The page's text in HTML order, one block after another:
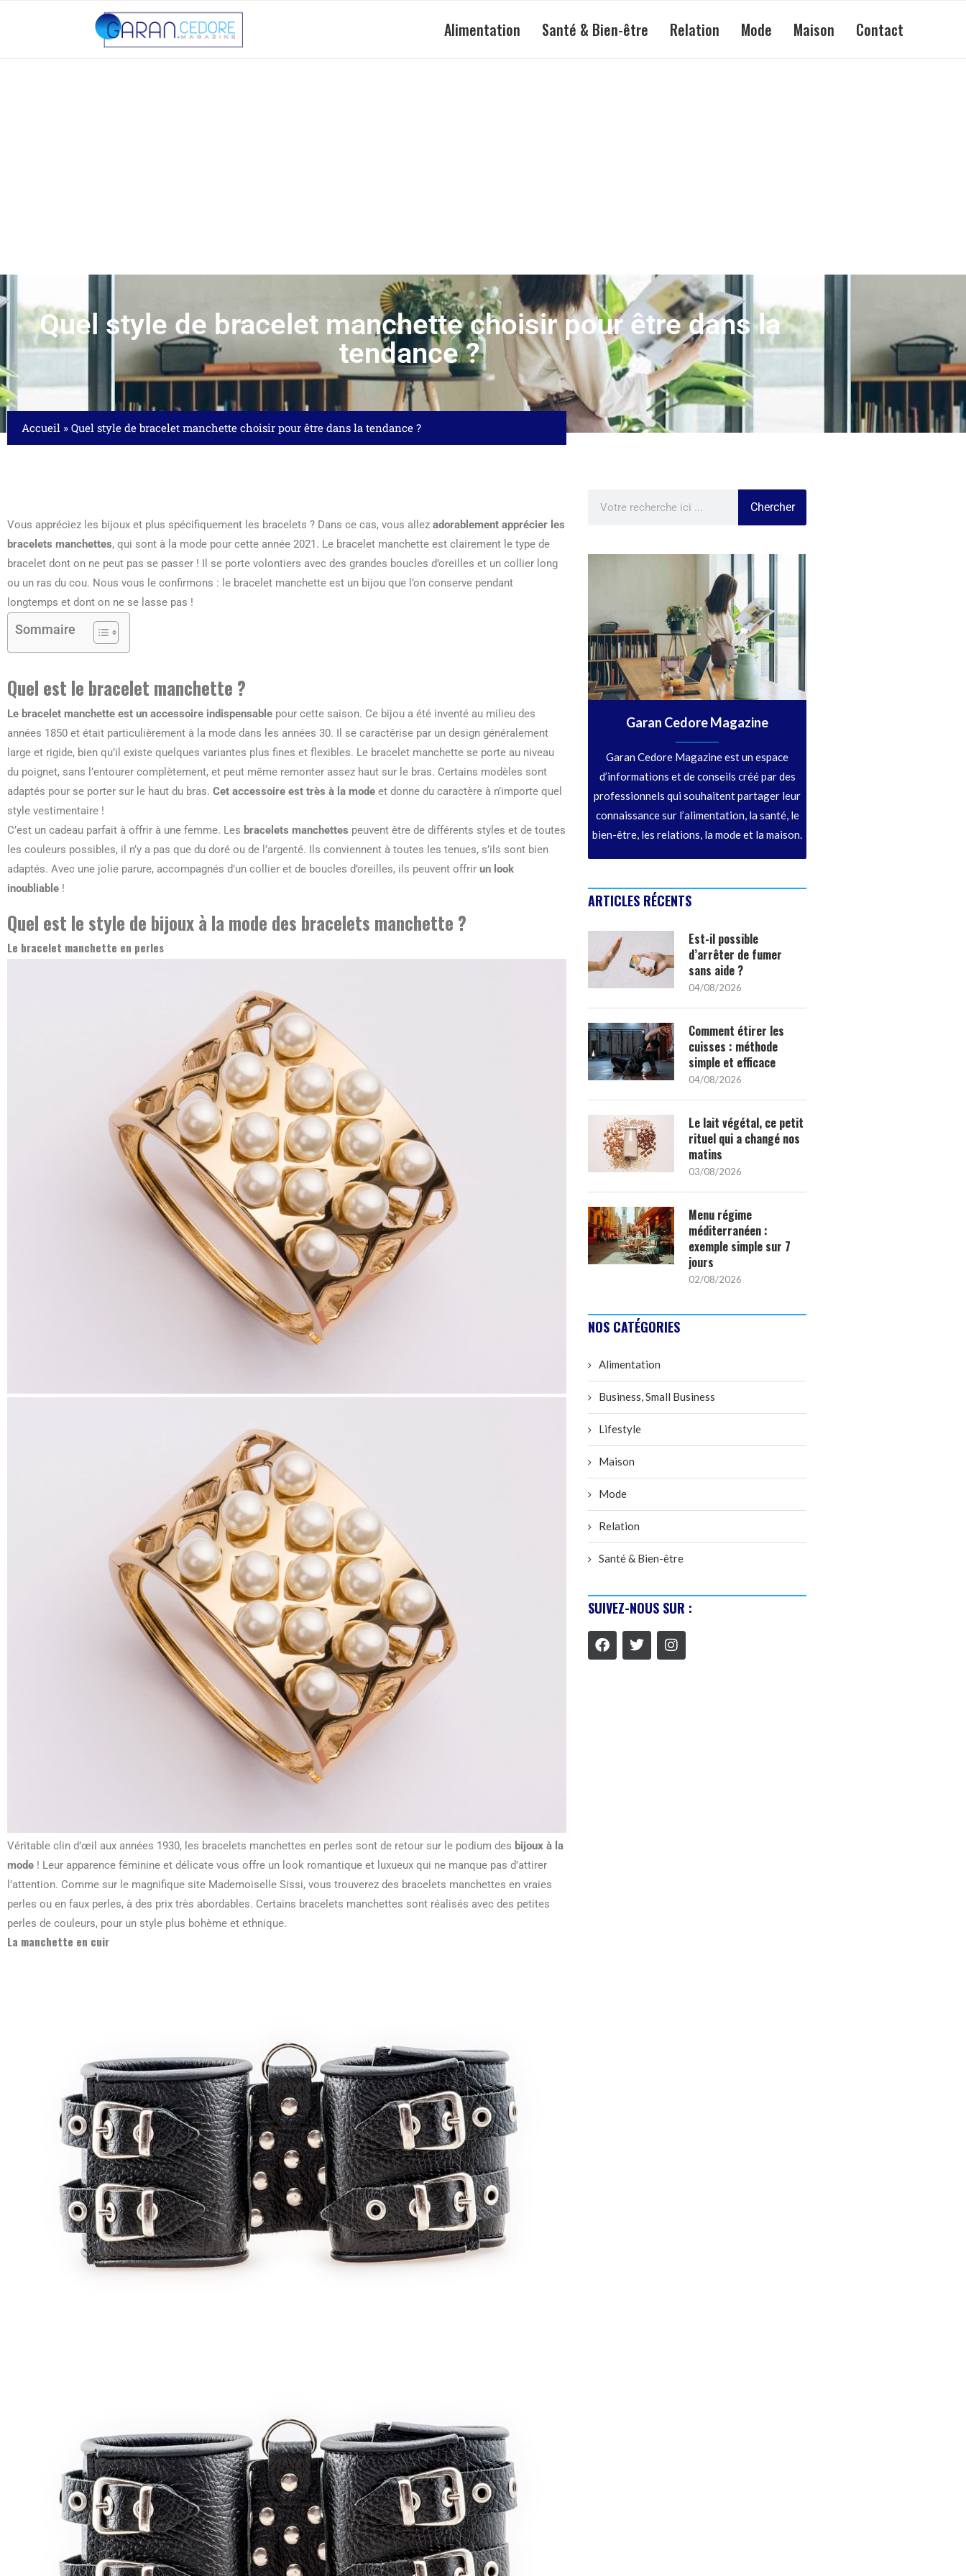
Alimentation Santé & Bien-être Relation Mode Maison Contact
Quel style de bracelet manchette choisir pour être dans la
tendance ?
Accueil » Quel style de bracelet manchette choisir pour être dans la tendance ?
Vous appréciez les bijoux et plus spécifiquement les bracelets ? Dans ce cas, vous allez adorablement apprécier les
bracelets manchettes, qui sont à la mode pour cette année 2021. Le bracelet manchette est clairement le type de
bracelet dont on ne peut pas se passer ! Il se porte volontiers avec des grandes boucles d’oreilles et un collier long
ou un ras du cou. Nous vous le confirmons : le bracelet manchette est un bijou que l’on conserve pendant
longtemps et dont on ne se lasse pas !
Sommaire
Quel est le bracelet manchette ?
Le bracelet manchette est un accessoire indispensable pour cette saison. Ce bijou a été inventé au milieu des
années 1850 et était particulièrement à la mode dans les années 30. Il se caractérise par un design généralement
large et rigide, bien qu’il existe quelques variantes plus fines et flexibles. Le bracelet manchette se porte au niveau
du poignet, sans l’entourer complètement, et peut même remonter assez haut sur le bras. Certains modèles sont
adaptés pour se porter sur le haut du bras. Cet accessoire est très à la mode et donne du caractère à n’importe quel
style vestimentaire !
C’est un cadeau parfait à offrir à une femme. Les bracelets manchettes peuvent être de différents styles et de toutes
les couleurs possibles, il n’y a pas que du doré ou de l’argenté. Ils conviennent à toutes les tenues, s’ils sont bien
adaptés. Avec une jolie parure, accompagnés d’un collier et de boucles d’oreilles, ils peuvent offrir un look
inoubliable !
Quel est le style de bijoux à la mode des bracelets manchette ?
Le bracelet manchette en perles
Véritable clin d’œil aux années 1930, les bracelets manchettes en perles sont de retour sur le podium des bijoux à la
mode ! Leur apparence féminine et délicate vous offre un look romantique et luxueux qui ne manque pas d’attirer
l’attention. Comme sur le magnifique site Mademoiselle Sissi, vous trouverez des bracelets manchettes en vraies
perles ou en faux perles, à des prix très abordables. Certains bracelets manchettes sont réalisés avec des petites
perles de couleurs, pour un style plus bohème et ethnique.
La manchette en cuir
Chercher
Garan Cedore Magazine
Garan Cedore Magazine est un espace
d’informations et de conseils créé par des
professionnels qui souhaitent partager leur
connaissance sur l’alimentation, la santé, le
bien-être, les relations, la mode et la maison.
ARTICLES RÉCENTS
Est-il possible
d’arrêter de fumer
sans aide ?
04/08/2026
Comment étirer les
cuisses : méthode
simple et efficace
04/08/2026
Le lait végétal, ce petit
rituel qui a changé nos
matins
03/08/2026
Menu régime
méditerranéen :
exemple simple sur 7
jours
02/08/2026
NOS CATÉGORIES
Alimentation
Business, Small Business
Lifestyle
Maison
Mode
Relation
Santé & Bien-être
SUIVEZ-NOUS SUR :